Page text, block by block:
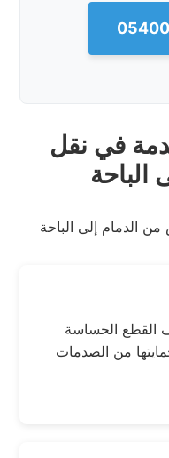
في نقل
الباحة
القطع الحساسة
من الصدمات